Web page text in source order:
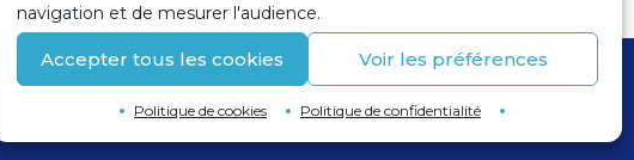
navigation et de mesurer l'audience.
Accepter tous les cookies Voir les préférences
Politique de cookies Politique de confidentialité
(UE)
Retour en haut de page